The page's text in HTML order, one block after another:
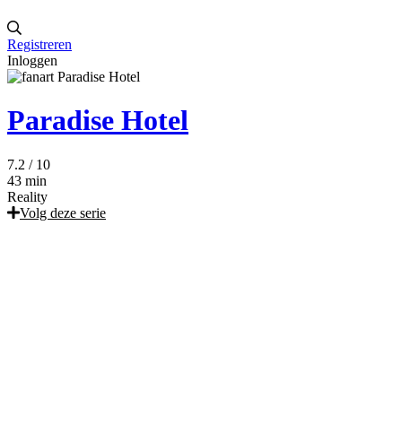
Registreren
Inloggen
Paradise Hotel
7.2 / 10
43 min
Reality
Volg deze serie